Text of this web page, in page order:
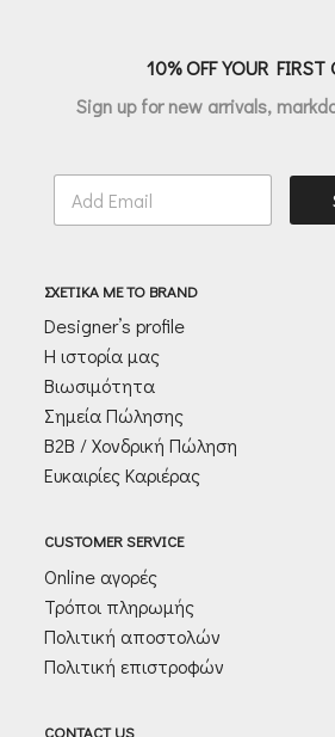
10% OFF YOUR FIRST
Sign up for new arrivals,
E
a
*
ΣΧΕΤΙΚΑ ΜΕ ΤΟ BRAND
Designer’s profile
Η ιστορία μας
Βιωσιμότητα
Σημεία Πώλησης
Β2Β / Χονδρική Πώληση
Ευκαιρίες Καριέρας
CUSTOMER SERVICE
Online αγορές
Τρόποι πληρωμής
Πολιτική αποστολών
Πολιτική επιστροφών
CONTACT US